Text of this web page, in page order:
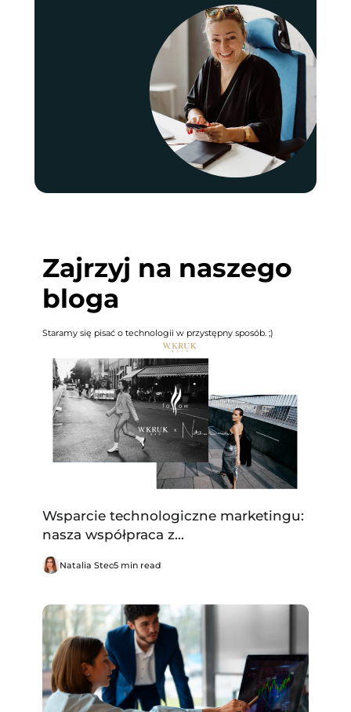
Zajrzyj na naszego
bloga
Staramy się pisać o technologii w przystępny sposób. ;)
Wsparcie technologiczne marketingu:
nasza współpraca z...
Natalia Stec5 min read